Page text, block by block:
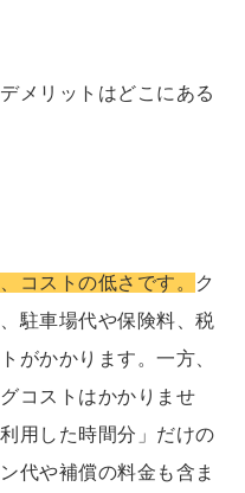
メリットはどこにある
コストの低さです。
ク
駐車場代や保険料、税
がかかります。一方、
コストはかかりませ
用した時間分」だけの
代や補償の料金も含ま